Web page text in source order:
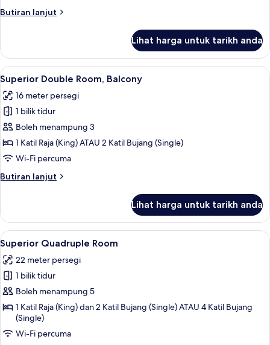
Building
Butiran lanjut
Butiran
Double
Room,
Annex
Building
Lihat harga untuk tarikh anda
Lihat
semua
foto
untuk
Superior
Double
Room,
Gebar bulu kapas, peti besi dalam
8
Superior Double Room, Balcony
16 meter persegi
1 bilik tidur
Boleh menampung 3
1 Katil Raja (King) ATAU 2 Katil Bujang (Single)
Wi-Fi percuma
Butiran lanjut
Butiran
Double
Room,
Balcony
Lihat harga untuk tarikh anda
Lihat
semua
foto
untuk
Superior
Quadruple
Room
Superior Quadruple Room | Gebar
12
Superior Quadruple Room
22 meter persegi
1 bilik tidur
Boleh menampung 5
1 Katil Raja (King) dan 2 Katil Bujang (Single) ATAU 4 Katil Bujang
(Single)
Wi-Fi percuma